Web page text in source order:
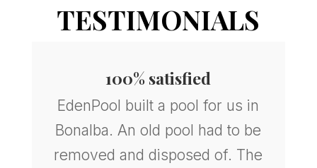
TESTIMONIALS
100% satisfied
EdenPool built a pool for us in
Bonalba. An old pool had to be
removed and disposed of. The